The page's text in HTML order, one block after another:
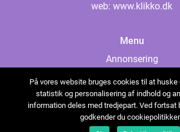
web: www.klikko.dk
Menu
Annonsering
Cookies
Kontakta oss
Sitemap
På vores website bruges cookies til at huske
statistik og personalisering af indhold og
information deles med tredjepart. Ved fortsat
godkender du